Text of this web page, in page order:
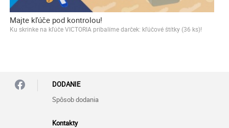
Majte kľúče pod kontrolou!
Ku skrinke na kľúče VICTORIA pribalíme darček: kľúčové štítky (36 ks)!
DODANIE
Spôsob dodania
Kontakty